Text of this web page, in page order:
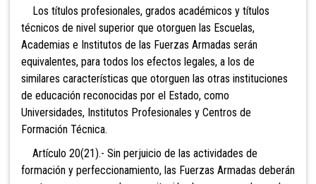
Los títulos profesionales, grados académicos y títulos
técnicos de nivel superior que otorguen las Escuelas,
Academias e Institutos de las Fuerzas Armadas serán
equivalentes, para todos los efectos legales, a los de
similares características que otorguen las otras instituciones
de educación reconocidas por el Estado, como
Universidades, Institutos Profesionales y Centros de
Formación Técnica.
Artículo 20(21).- Sin perjuicio de las actividades de
formación y perfeccionamiento, las Fuerzas Armadas deberán